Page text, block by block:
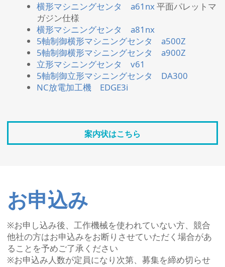
横形マシニングセンタ a61nx平面パレットマ
ガジン仕様
横形マシニングセンタ a81nx
5軸制御横形マシニングセンタ a500Z
5軸制御横形マシニングセンタ a900Z
立形マシニングセンタ v61
5軸制御立形マシニングセンタ DA300
NC放電加工機 EDGE3i
案内状はこちら
お申込み
※お申し込み後、工作機械を使われていない方、競合
他社の方はお申込みをお断りさせていただく場合があ
ることを予めご了承ください
※お申込み人数が定員になり次第、募集を締め切らせ